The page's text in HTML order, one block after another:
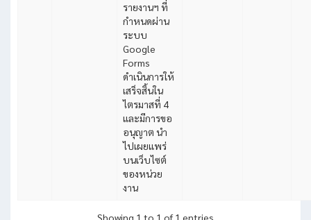
รายงานฯ ที่
กำหนดผ่าน
ระบบ
Google
Forms
ดำเนินการให้
เสร็จสิ้นใน
ไตรมาสที่ 4
และมีการขอ
อนุญาต นำ
ไปเผยแพร่
บนเว็บไซต์
ของหน่วย
งาน
Showing 1 to 1 of 1 entries